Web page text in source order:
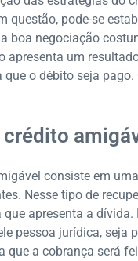
questão, pode-se
boa negociação
apresenta um
o débito seja
consiste em
Nesse tipo de
apresenta a
pessoa jurídica,
que a cobrança será